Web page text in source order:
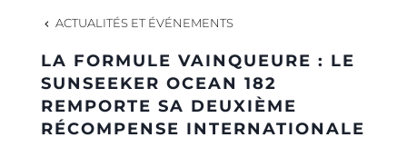
ITALY ADVENTURES
ACTUALITÉS ET ÉVÉNEMENTS
LA FORMULE VAINQUEURE : LE
SUNSEEKER OCEAN 182
REMPORTE SA DEUXIÈME
RÉCOMPENSE INTERNATIONALE